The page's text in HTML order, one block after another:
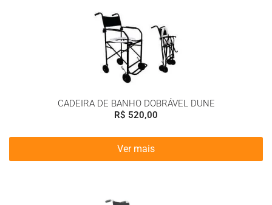
CADEIRA DE BANHO DOBRÁVEL DUNE
R$ 520,00
Ver mais